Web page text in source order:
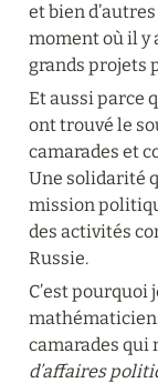
et bien
moment où il y
grands projets
Et aussi parce
ont trouvé le
camarades et
Une solidarité
mission
des activités
Russie.
C’est pourquoi
camarades qui
d’affaires